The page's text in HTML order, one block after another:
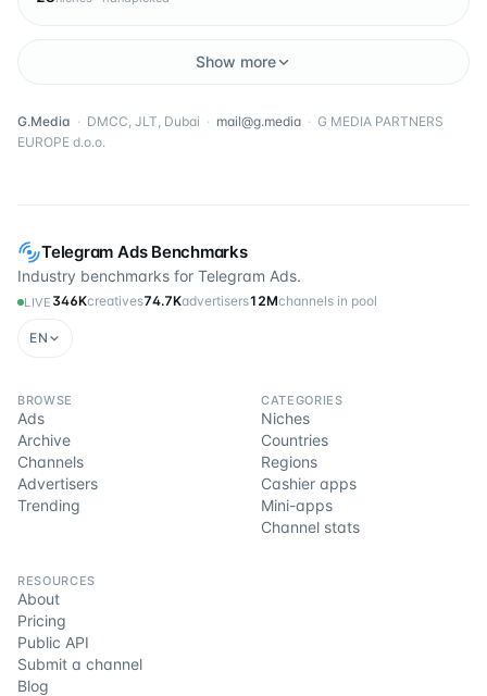
Telegram Ads Benchmarks
Industry benchmarks for Telegram Ads.
LIVE 346Kcreatives74.7Kadvertisers12Mchannels in pool
EN
BROWSE
Ads
Archive
Channels
Advertisers
Trending
CATEGORIES
Niches
Countries
Regions
Cashier apps
Mini-apps
Channel stats
RESOURCES
About
Pricing
Public API
Submit a channel
Blog
Show more
G.Media · DMCC, JLT, Dubai · mail@g.media · G MEDIA PARTNERS
EUROPE d.o.o.